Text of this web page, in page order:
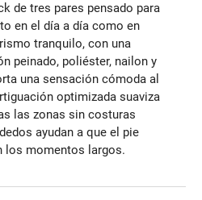
de tres pares pensado para
en el día a día como en
tranquilo, con una
peinado, poliéster, nailon y
una sensación cómoda al
optimizada suaviza
las zonas sin costuras
ayudan a que el pie
los momentos largos.